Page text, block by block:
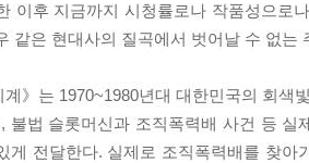
이후 지금까지 시청률로나 작품성으로
같은 현대사의 질곡에서 벗어날 수 없
계》는 1970~1980년대 대한민국의 회
불법 슬롯머신과 조직폭력배 사건 등
게 전달한다. 실제로 조직폭력배를 찾